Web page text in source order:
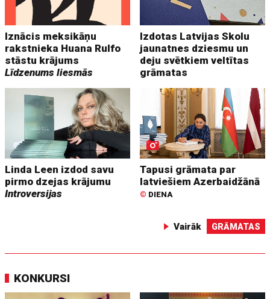
Iznācis meksikāņu
rakstnieka Huana Rulfo
stāstu krājums
Līdzenums liesmās
Izdotas Latvijas Skolu
jaunatnes dziesmu un
deju svētkiem veltītas
grāmatas
Linda Leen izdod savu
pirmo dzejas krājumu
Introversijas
Tapusi grāmata par
latviešiem Azerbaidžānā
© DIENA
Vairāk GRĀMATAS
KONKURSI